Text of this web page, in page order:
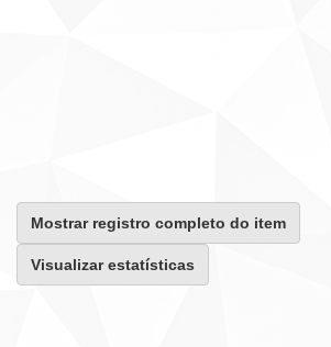
Mostrar registro completo do item
Visualizar estatísticas